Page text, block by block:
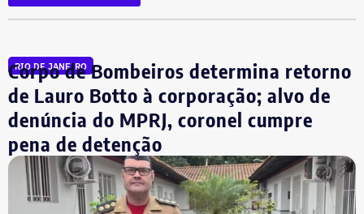
RIO DE JANEIRO
Corpo de Bombeiros determina retorno
de Lauro Botto à corporação; alvo de
denúncia do MPRJ, coronel cumpre
pena de detenção